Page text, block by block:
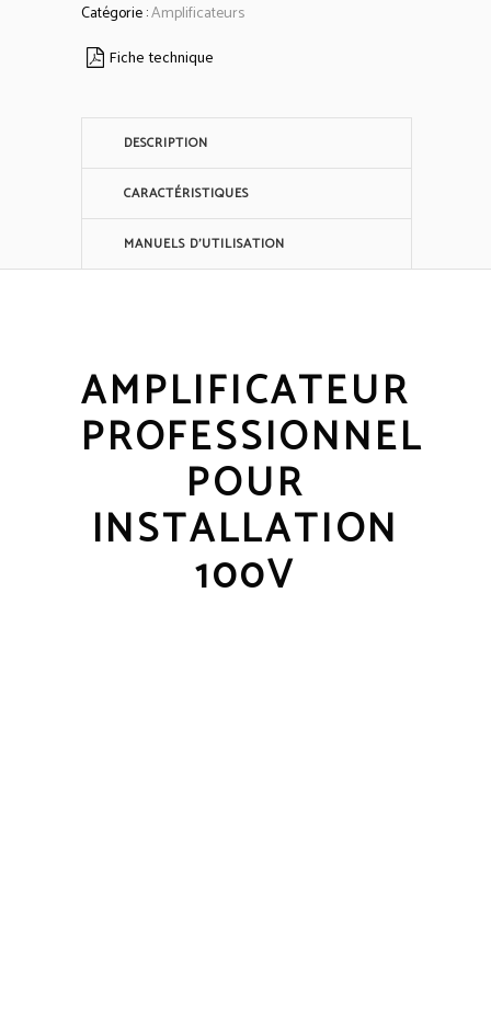
Catégorie :Amplificateurs
Fiche technique
DESCRIPTION
CARACTÉRISTIQUES
MANUELS D'UTILISATION
AMPLIFICATEUR
PROFESSIONNEL
POUR
INSTALLATION
100V